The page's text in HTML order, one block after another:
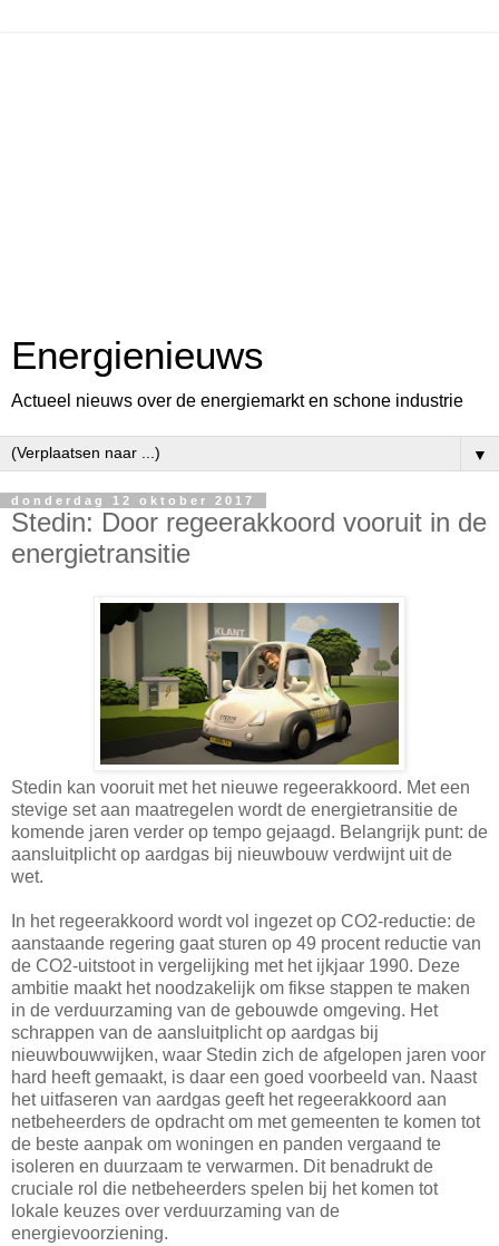
Energienieuws
Actueel nieuws over de energiemarkt en schone industrie
▼
donderdag 12 oktober 2017
Stedin: Door regeerakkoord vooruit in de
energietransitie
Stedin kan vooruit met het nieuwe regeerakkoord. Met een
stevige set aan maatregelen wordt de energietransitie de
komende jaren verder op tempo gejaagd. Belangrijk punt: de
aansluitplicht op aardgas bij nieuwbouw verdwijnt uit de
wet.
In het regeerakkoord wordt vol ingezet op CO2-reductie: de
aanstaande regering gaat sturen op 49 procent reductie van
de CO2-uitstoot in vergelijking met het ijkjaar 1990. Deze
ambitie maakt het noodzakelijk om fikse stappen te maken
in de verduurzaming van de gebouwde omgeving. Het
schrappen van de aansluitplicht op aardgas bij
nieuwbouwwijken, waar Stedin zich de afgelopen jaren voor
hard heeft gemaakt, is daar een goed voorbeeld van. Naast
het uitfaseren van aardgas geeft het regeerakkoord aan
netbeheerders de opdracht om met gemeenten te komen tot
de beste aanpak om woningen en panden vergaand te
isoleren en duurzaam te verwarmen. Dit benadrukt de
cruciale rol die netbeheerders spelen bij het komen tot
lokale keuzes over verduurzaming van de
energievoorziening.